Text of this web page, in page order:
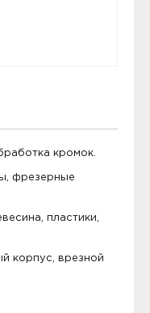
кромок.
фрезерные
пластики,
корпус, врезной